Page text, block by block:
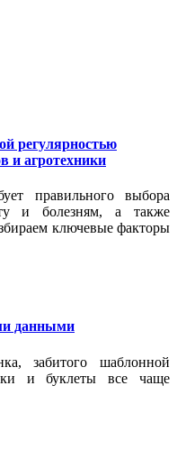
регулярностью
и агротехники
правильного выбора
и болезням, а также
ключевые факторы
данными
забитого шаблонной
и буклеты все чаще